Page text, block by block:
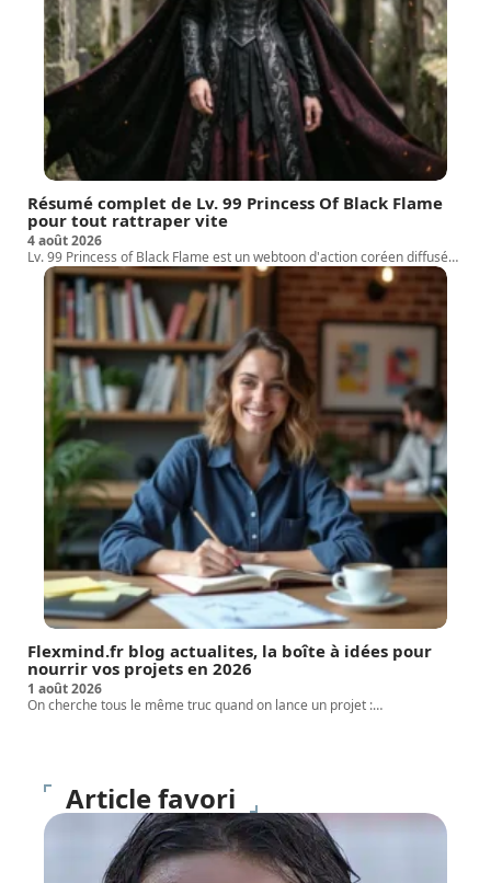
Résumé complet de Lv. 99 Princess Of Black Flame
pour tout rattraper vite
4 août 2026
Lv. 99 Princess of Black Flame est un webtoon d'action coréen diffusé…
Flexmind.fr blog actualites, la boîte à idées pour
nourrir vos projets en 2026
1 août 2026
On cherche tous le même truc quand on lance un projet :…
Article favori